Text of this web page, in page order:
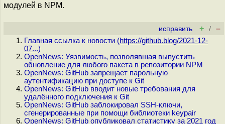
модулей в NPM.
исправить + / –
Главная ссылка к новости (https://github.blog/2021-12-
07...)
OpenNews: Уязвимость, позволявшая выпустить
обновление для любого пакета в репозитории NPM
OpenNews: GitHub запрещает парольную
аутентификацию при доступе к Git
OpenNews: GitHub вводит новые требования для
удалённого подключения к Git
OpenNews: GitHub заблокировал SSH-ключи,
сгенерированные при помощи библиотеки keypair
OpenNews: GitHub опубликовал статистику за 2021 год